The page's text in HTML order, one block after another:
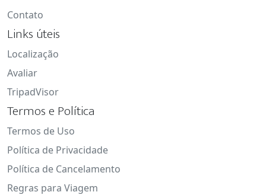
Contato
Links úteis
Localização
Avaliar
TripadVisor
Termos e Política
Termos de Uso
Política de Privacidade
Política de Cancelamento
Regras para Viagem